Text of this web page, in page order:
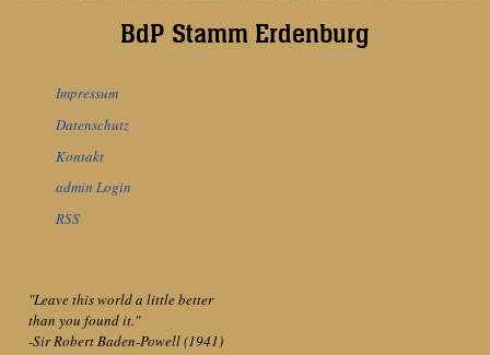
BdP Stamm Erdenburg
Impressum
Datenschutz
Kontakt
admin Login
RSS
"Leave this world a little better
than you found it."
-Sir Robert Baden-Powell (1941)